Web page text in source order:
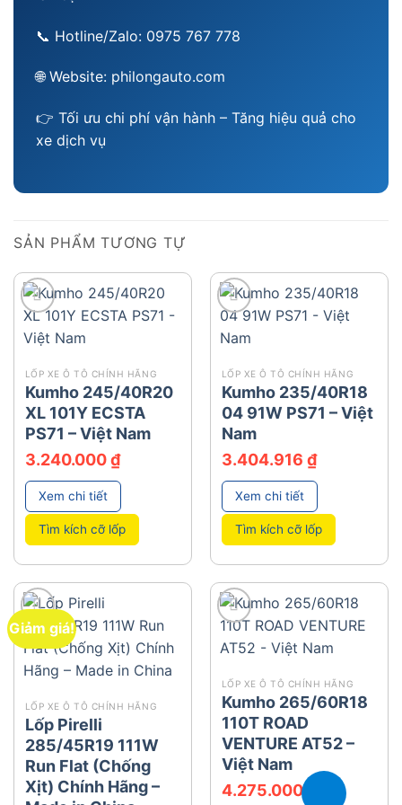
📞 Hotline/Zalo: 0975 767 778
🌐 Website: philongauto.com
👉 Tối ưu chi phí vận hành – Tăng hiệu quả cho
xe dịch vụ
SẢN PHẨM TƯƠNG TỰ
add
LỐP XE Ô TÔ CHÍNH HÃNG
Kumho 245/40R20
XL 101Y ECSTA
PS71 – Việt Nam
3.240.000₫
Xem chi tiết
Tìm kích cỡ lốp
add
LỐP XE Ô TÔ CHÍNH HÃNG
Kumho 235/40R18
04 91W PS71 – Việt
Nam
3.404.916 ₫
Xem chi tiết
Tìm kích cỡ lốp
Giảm giá!
add
LỐP XE Ô TÔ CHÍNH HÃNG
Lốp Pirelli
285/45R19 111W
Run Flat (Chống
Xịt) Chính Hãng –
add
LỐP XE Ô TÔ CHÍNH HÃNG
Kumho 265/60R18
110T ROAD
VENTURE AT52 –
Việt Nam
4.275.000